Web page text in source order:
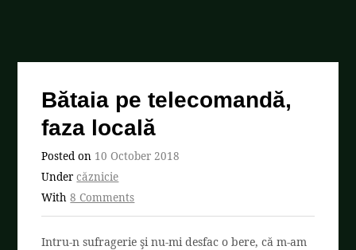
Bătaia pe telecomandă,
faza locală
Posted on 10 October 2018
Undercăznicie
With8 Comments
Intru-n sufragerie şi nu-mi desfac o bere, că m-am